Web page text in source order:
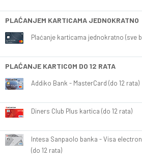
PLAĆANJEM KARTICAMA JEDNOKRATNO
Plaćanje karticama jednokratno (sve
PLAĆANJE KARTICOM DO 12 RATA
Addiko Bank - MasterCard (do 12 rata)
Diners Club Plus kartica (do 12 rata)
Intesa Sanpaolo banka - Visa
(do 12 rata)